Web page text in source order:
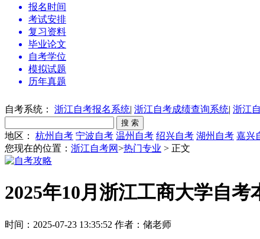
报名时间
考试安排
复习资料
毕业论文
自考学位
模拟试题
历年真题
自考系统： 浙江自考报名系统| 浙江自考成绩查询系统| 浙江
地区： 杭州自考 宁波自考 温州自考 绍兴自考 湖州自考 嘉兴
您现在的位置： 浙江自考网>热门专业 > 正文
2025年10月浙江工商大学自
时间：2025-07-23 13:35:52 作者：储老师